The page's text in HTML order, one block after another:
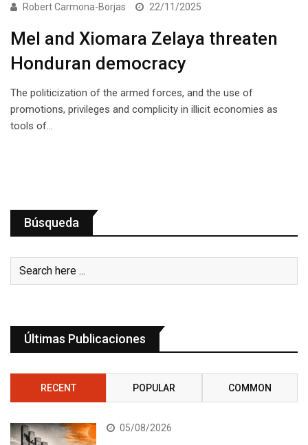
Robert Carmona-Borjas 22/11/2025
Mel and Xiomara Zelaya threaten
Honduran democracy
The politicization of the armed forces, and the use of
promotions, privileges and complicity in illicit economies as
tools of…
Búsqueda
Últimas Publicaciones
RECENT POPULAR COMMON
05/08/2026